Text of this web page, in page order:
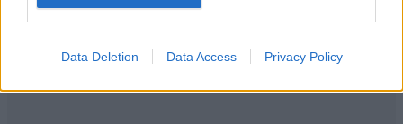
Data Deletion Data Access Privacy Policy